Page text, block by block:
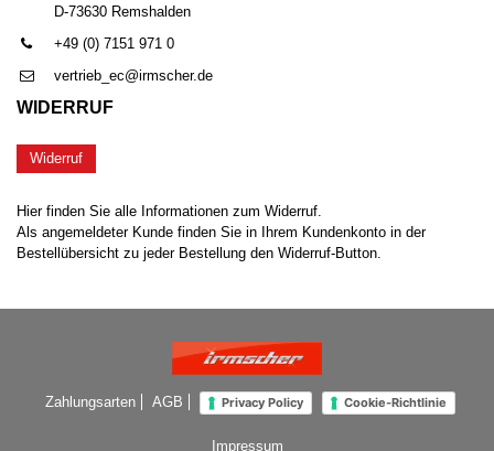
D-73630 Remshalden
+49 (0) 7151 971 0
vertrieb_ec@irmscher.de
WIDERRUF
Widerruf
Hier finden Sie alle Informationen zum Widerruf.
Als angemeldeter Kunde finden Sie in Ihrem Kundenkonto in der
Bestellübersicht zu jeder Bestellung den Widerruf-Button.
Zahlungsarten AGB Privacy Policy Cookie-Richtlinie
Impressum